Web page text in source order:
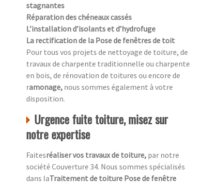
stagnantes
Réparation des chéneaux cassés
L’installation d’isolants et d’hydrofuge
La rectification de la Pose de fenêtres de toit
Pour tous vos projets de nettoyage de toiture, de
travaux de charpente traditionnelle ou charpente
en bois, de rénovation de toitures ou encore de
ramonage, nous sommes également à votre
disposition.
Urgence fuite toiture, misez sur
notre expertise
Faitesréaliser vos travaux de toiture, par notre
société Couverture 34. Nous sommes spécialisés
dans laTraitement de toiture Pose de fenêtre